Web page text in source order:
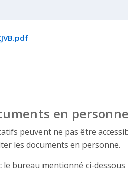
en personne
peuvent ne pas être
les documents en personne.
le bureau mentionné ci-